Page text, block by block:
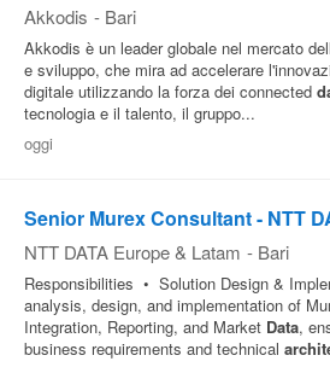
Akkodis - Bari
Akkodis è un leader globale nel mercato
e sviluppo, che mira ad accelerare
digitale utilizzando la forza dei connected
tecnologia e il talento, il gruppo...
oggi
Senior Murex Consultant - NTT
NTT DATA Europe & Latam - Bari
Responsibilities • Solution Design &
analysis, design, and implementation of
Integration, Reporting, and Market Data,
business requirements and technical